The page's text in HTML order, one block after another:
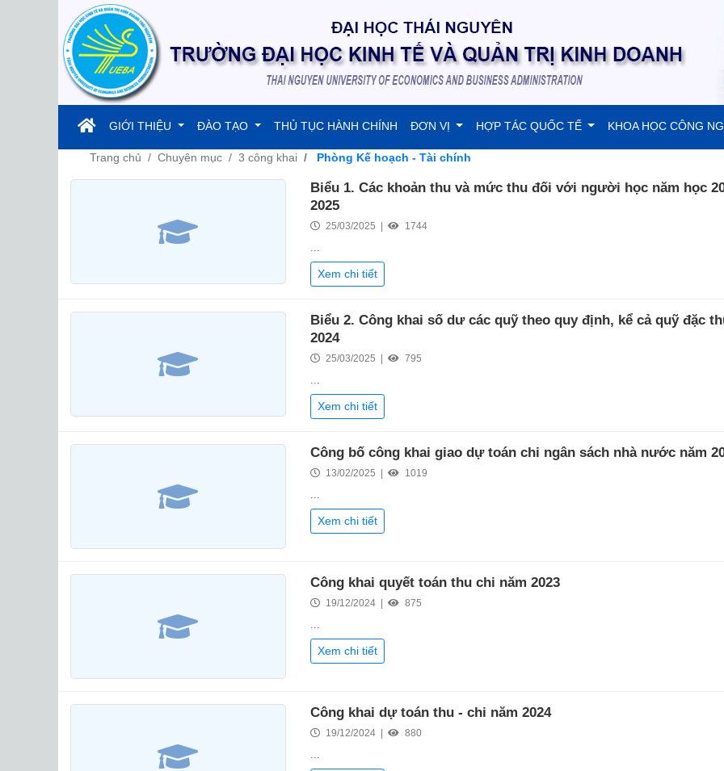
(current)
GIỚI THIỆU ĐÀO TẠO THỦ TỤC HÀNH CHÍNH ĐƠN VỊ HỢP TÁC QUỐC TẾ KHOA HỌC CÔNG
Trang chủ Chuyên mục 3 công khai Phòng Kế hoạch - Tài chính
Biểu 1. Các khoản thu và mức thu đối với người học năm học
2025
25/03/2025 | 1744
...
Xem chi tiết
Biểu 2. Công khai số dư các quỹ theo quy định, kể cả quỹ đặc
2024
25/03/2025 | 795
...
Xem chi tiết
Công bố công khai giao dự toán chi ngân sách nhà nước năm
13/02/2025 | 1019
...
Xem chi tiết
Công khai quyết toán thu chi năm 2023
19/12/2024 | 875
...
Xem chi tiết
Công khai dự toán thu - chi năm 2024
19/12/2024 | 880
...